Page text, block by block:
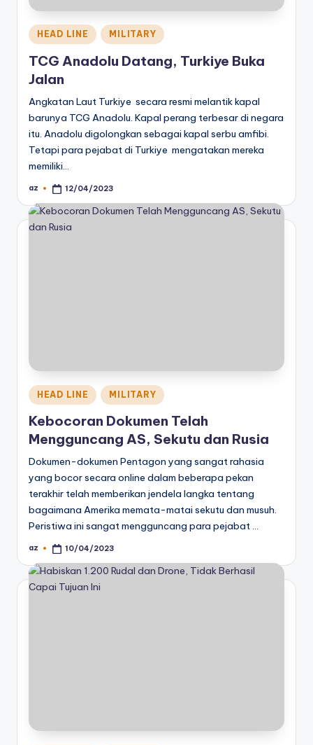
Posted
in
HEAD LINE MILITARY
TCG Anadolu Datang, Turkiye Buka
Jalan
Angkatan Laut Turkiye secara resmi melantik kapal
barunya TCG Anadolu. Kapal perang terbesar di negara
itu. Anadolu digolongkan sebagai kapal serbu amfibi.
Tetapi para pejabat di Turkiye mengatakan mereka
memiliki…
Posted
az 12/04/2023
Posted
in
HEAD LINE MILITARY
Kebocoran Dokumen Telah
Mengguncang AS, Sekutu dan Rusia
Dokumen-dokumen Pentagon yang sangat rahasia
yang bocor secara online dalam beberapa pekan
terakhir telah memberikan jendela langka tentang
bagaimana Amerika memata-matai sekutu dan musuh.
Peristiwa ini sangat mengguncang para pejabat …
Posted
az 10/04/2023